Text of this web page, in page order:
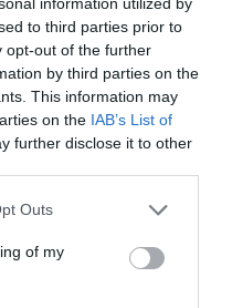
to third parties prior to
opt-out of the further
by third parties on the
This information may
on the IAB’s List of
further disclose it to other
one or more Google
You may click to
its third-party tags to
in below Google
Outs
of my
manapság
Ilyenkor
ezeket a
inkább
azzal, hogy
próbáljuk meg őket
egy szuper családi
elmegy a család
akár tart egy